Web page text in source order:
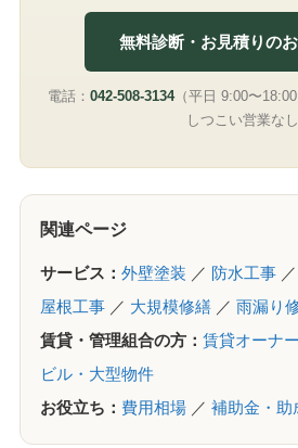
無料診断・お見積りの
電話： 042-508-3134（平日 9:00〜
しつこい営業なし
関連ページ
サービス： 外壁塗装 ／ 防水工事／
屋根工事／ 大規模修繕／ 雨漏り
賃貸・管理組合の方： 賃貸オーナ
ビル・大型物件
お役立ち： 費用相場／ 補助金・助